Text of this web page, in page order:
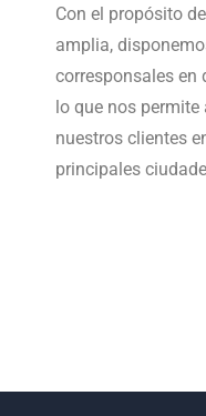
Con el propósito
amplia,
corresponsales en
lo que nos
nuestros clientes
principales